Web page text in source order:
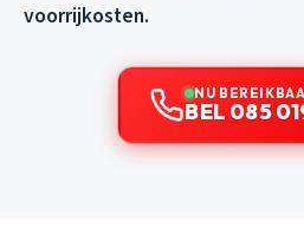
voorrijkosten.
NU
BEL 085